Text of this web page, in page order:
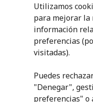
Utilizamos
para mejorar la
información
preferencias
visitadas).
Puedes
"Denegar",
preferencias" o
19,46€ - 66,47 €
SELECCIONAR
OPCIONES